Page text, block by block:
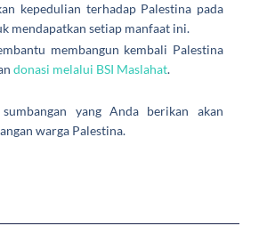
kepedulian terhadap Palestina pada
mendapatkan setiap manfaat ini.
membangun kembali Palestina
donasi melalui BSI Maslahat.
yang Anda berikan akan
warga Palestina.